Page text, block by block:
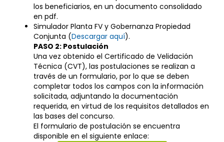
los beneficiarios, en un documento consolidado
en pdf.
Simulador Planta FV y Gobernanza Propiedad
Conjunta (Descargar aquí).
PASO 2: Postulación
Una vez obtenido el Certificado de Velidación
Técnica (CVT), las postulaciones se realizan a
través de un formulario, por lo que se deben
completar todos los campos con la información
solicitada, adjuntando la documentación
requerida, en virtud de los requisitos detallados en
las bases del concurso.
El formulario de postulación se encuentra
disponible en el siguiente enlace: